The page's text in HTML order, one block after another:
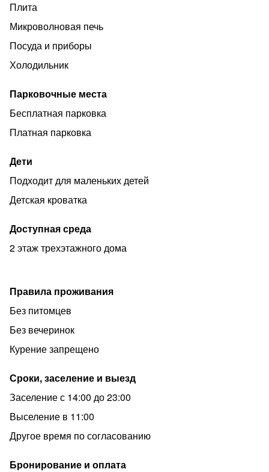
Квартира оснащена всем необходимым для
комфортабельного проживания: современная бытовая
техника, посуда, фен, утюг, постельное белье и
полотенца. TV , Wi-Fi и прочее.
Квартира находится в самом сердце Петербурга, в
пешей доступности Михайловский замок, Летний сад,
Площадь искусств, Русский музей, Музей Фаберже,
Эрмитаж и многое другое.
Лучшие квартиры в центре Петербурга
hth24 Apartments
Плита
Микроволновая печь
Посуда и приборы
Холодильник
Парковочные места
Бесплатная парковка
Платная парковка
Дети
Подходит для маленьких детей
Детская кроватка
Доступная среда
2 этаж трехэтажного дома
Правила проживания
Без питомцев
Без вечеринок
Курение запрещено
Сроки, заселение и выезд
Заселение с 14:00 до 23:00
Выселение в 11:00
Другое время по согласованию
Бронирование и оплата